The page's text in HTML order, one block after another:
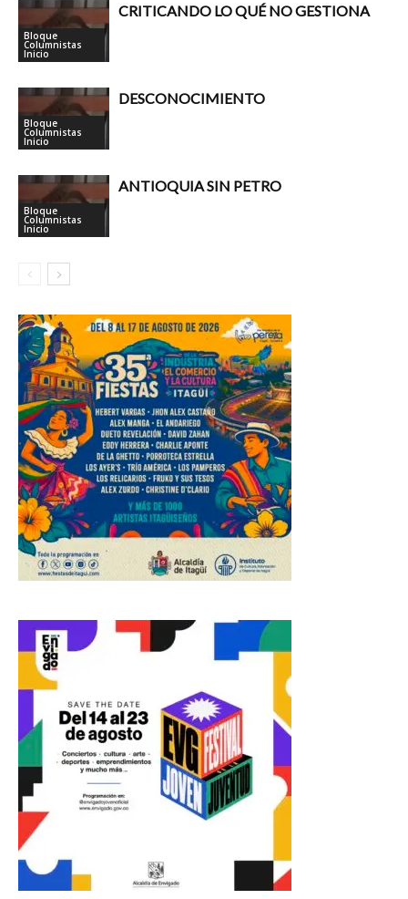
Bloque
Columnistas
Inicio
CRITICANDO LO QUÉ NO GESTIONA
Bloque
Columnistas
Inicio
DESCONOCIMIENTO
Bloque
Columnistas
Inicio
ANTIOQUIA SIN PETRO